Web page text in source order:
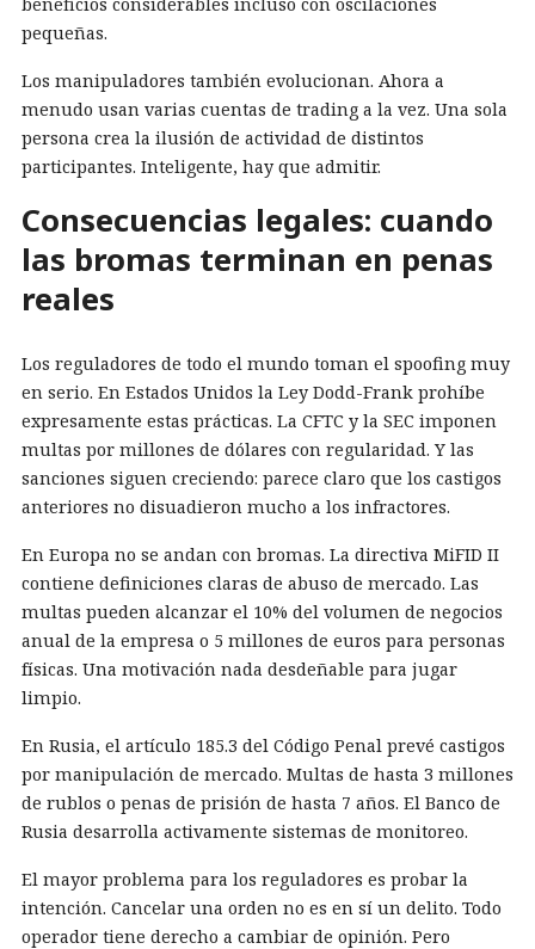
beneficios considerables incluso con oscilaciones
pequeñas.
Los manipuladores también evolucionan. Ahora a
menudo usan varias cuentas de trading a la vez. Una sola
persona crea la ilusión de actividad de distintos
participantes. Inteligente, hay que admitir.
Consecuencias legales: cuando
las bromas terminan en penas
reales
Los reguladores de todo el mundo toman el spoofing muy
en serio. En Estados Unidos la Ley Dodd-Frank prohíbe
expresamente estas prácticas. La CFTC y la SEC imponen
multas por millones de dólares con regularidad. Y las
sanciones siguen creciendo: parece claro que los castigos
anteriores no disuadieron mucho a los infractores.
En Europa no se andan con bromas. La directiva MiFID II
contiene definiciones claras de abuso de mercado. Las
multas pueden alcanzar el 10% del volumen de negocios
anual de la empresa o 5 millones de euros para personas
físicas. Una motivación nada desdeñable para jugar
limpio.
En Rusia, el artículo 185.3 del Código Penal prevé castigos
por manipulación de mercado. Multas de hasta 3 millones
de rublos o penas de prisión de hasta 7 años. El Banco de
Rusia desarrolla activamente sistemas de monitoreo.
El mayor problema para los reguladores es probar la
intención. Cancelar una orden no es en sí un delito. Todo
operador tiene derecho a cambiar de opinión. Pero